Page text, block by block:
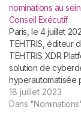
Representative.
prendra ses
1er mars 2022. Son
vise à renforcer
direction en
à Solarisbank son
leadership, son
et son expertise en
de croissance et
nominations au
Conseil Exécutif
Paris, le 4 juillet 2023 –
TEHTRIS, éditeur
TEHTRIS XDR
solution de
hyperautomatisée
lutter contre le
espionnage et le
18 juillet 2023
Dans